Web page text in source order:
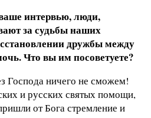
интервью, люди,
за судьбы наших
дружбы между
Что вы им посоветуете?
Господа ничего не сможем!
и русских святых помощи,
от Бога стремление и